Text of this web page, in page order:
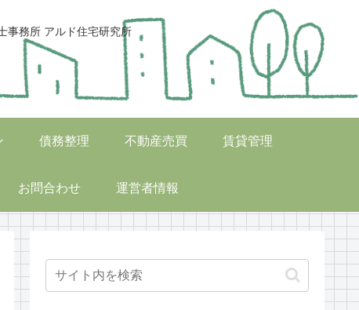
事務所 アルド住宅研究所
債務整理 不動産売買 賃貸管理
お問合わせ 運営者情報